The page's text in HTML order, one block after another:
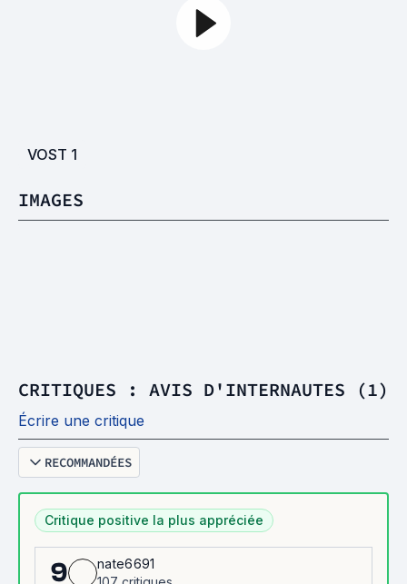
VOST 1
IMAGES
CRITIQUES : AVIS D'INTERNAUTES (1)
Écrire une critique
RECOMMANDÉES
Critique positive la plus appréciée
9
nate6691